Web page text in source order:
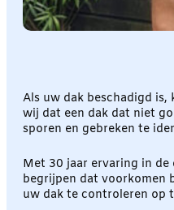
Als uw dak beschadigd
wij dat een dak dat niet
sporen en gebreken te
Met 30 jaar ervaring in de
begrijpen dat voorkomen
uw dak te controleren op